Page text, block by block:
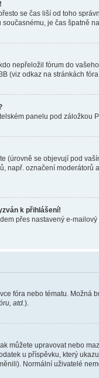
se čas liší od toho
je čas špatně
nepřeložil fórum do
(viz odkaz na stránkách fóra
panelu pod
(úrovně se objevují pod
např. označení
k přihlášení!
přes nastavený e-
fóra nebo tématu. Možná
atd. ).
můžete upravovat nebo
u příspěvku, který
Normální uživatelé